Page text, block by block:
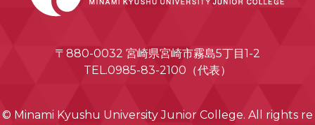
〒880-0032 宮崎県宮崎市霧島5丁目1-2
TEL.0985-83-2100（代表）
© Minami Kyushu University Junior College. All rights re